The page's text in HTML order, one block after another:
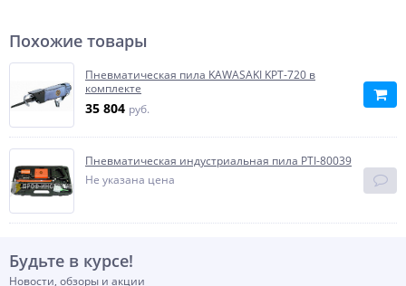
Похожие товары
Пневматическая пила KAWASAKI KPT-720 в
комплекте
35 804 руб.
Пневматическая индустриальная пила PTI-80039
Не указана цена
Будьте в курсе!
Новости, обзоры и акции